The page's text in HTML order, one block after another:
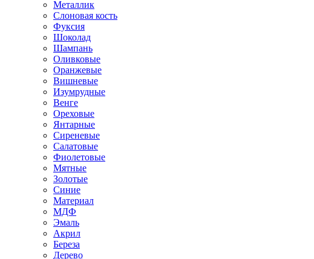
Металлик
Слоновая кость
Фуксия
Шоколад
Шампань
Оливковые
Оранжевые
Вишневые
Изумрудные
Венге
Ореховые
Янтарные
Сиреневые
Салатовые
Фиолетовые
Мятные
Золотые
Синие
Материал
МДФ
Эмаль
Акрил
Береза
Дерево